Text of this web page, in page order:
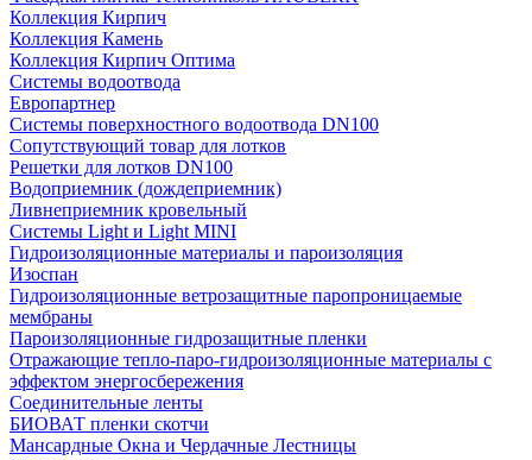
Кол​лекция Кирпич
Кол​лекция Камень
Коллекция Кирпич Оптима
Системы водоотвода
Европартнер
Системы поверхностного водоотвода DN100
Сопутствующий товар для лотков
Решетки для лотков DN100
Водоприемник (дождеприемник)
Ливнеприемник кровельный
Системы Light и Light MINI
Гидроизоляционные материалы и пароизоляция
Изоспан
Гидроизоляционные ветрозащитные паропроницаемые
мембраны
Пароизоляционные гидрозащитные пленки
Отражающие тепло-паро-гидроизоляционные материалы с
эффектом энергосбережения
Соединительные ленты
БИОВАТ пленки скотчи
Мансардные Окна и Чердачные Лестницы